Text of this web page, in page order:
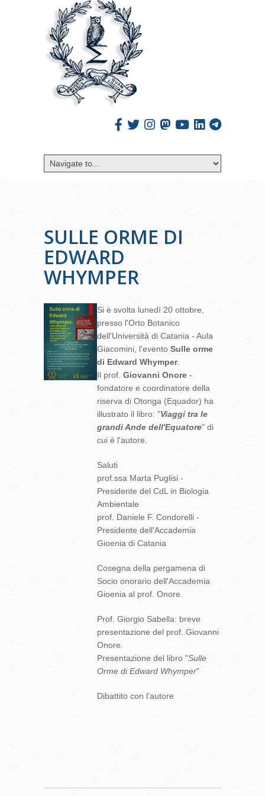
SULLE ORME DI
EDWARD
WHYMPER
Si è svolta lunedì 20 ottobre,
presso l'Orto Botanico
dell'Università di Catania - Aula
Giacomini, l'evento Sulle orme
di Edward Whymper.
Il prof. Giovanni Onore -
fondatore e coordinatore della
riserva di Otonga (Equador) ha
illustrato il libro: "Viaggi tra le
grandi Ande dell'Equatore" di
cui è l'autore.
Saluti
prof.ssa Marta Puglisi -
Presidente del CdL in Biologia
Ambientale
prof. Daniele F. Condorelli -
Presidente dell'Accademia
Gioenia di Catania
Cosegna della pergamena di
Socio onorario dell'Accademia
Gioenia al prof. Onore.
Prof. Giorgio Sabella: breve
presentazione del prof. Giovanni
Onore.
Presentazione del libro "Sulle
Orme di Edward Whymper"
Dibattito con l'autore